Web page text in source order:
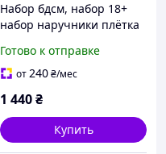
Набор бдсм, набор 18+
набор наручники плётка
мазо
Готово к отправке
от240₴/мес
1 440₴
Купить